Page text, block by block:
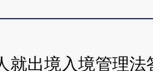
就出境入境管理法